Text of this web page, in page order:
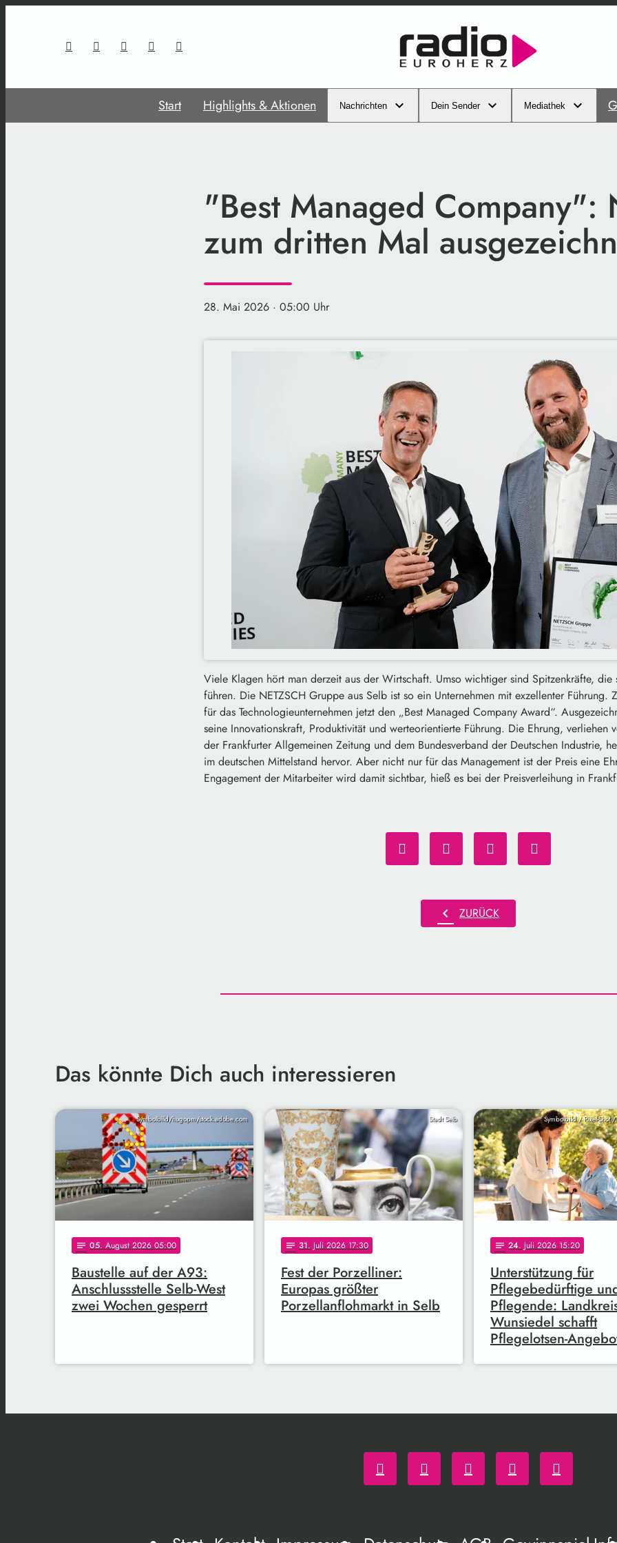
Start Highlights & Aktionen Nachrichten Dein Sender Mediathek
"Best Managed Company":
zum dritten Mal
28. Mai 2026 · 05:00 Uhr
Viele Klagen hört man derzeit aus der Wirtschaft. Umso wichtiger sind Spitzenkräfte, die
führen. Die NETZSCH Gruppe aus Selb ist so ein Unternehmen mit exzellenter Führung.
für das Technologieunternehmen jetzt den „Best Managed Company Award“.
seine Innovationskraft, Produktivität und werteorientierte Führung. Die Ehrung, verliehen
der Frankfurter Allgemeinen Zeitung und dem Bundesverband der Deutschen Industrie,
im deutschen Mittelstand hervor. Aber nicht nur für das Management ist der Preis eine
Engagement der Mitarbeiter wird damit sichtbar, hieß es bei der Preisverleihung in
chevron_left ZURÜCK
Das könnte Dich auch interessieren
Symbolbild/hugopm/stock.adobe.com
notes 05. August 2026 05:00
Baustelle auf der A93:
Anschlussstelle Selb-West
zwei Wochen gesperrt
Stadt Selb
notes 31. Juli 2026 17:30
Fest der Porzelliner:
Europas größter
Porzellanflohmarkt in Selb
Symbolbild / Pixel-Shot
notes 24. Juli 2026 15:20
Unterstützung für
Pflegebedürftige
Pflegende:
Wunsiedel schafft
Pflegelotsen-